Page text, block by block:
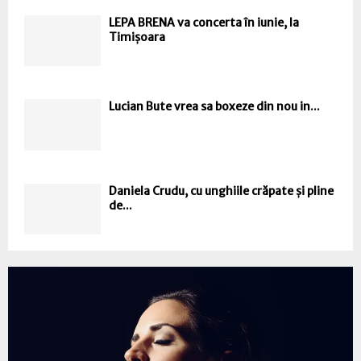
LEPA BRENA va concerta în iunie, la
Timișoara
Lucian Bute vrea sa boxeze din nou in...
Daniela Crudu, cu unghiile crăpate și pline
de...